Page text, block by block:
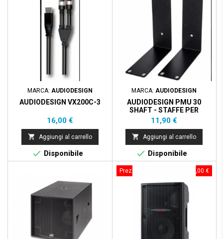
MARCA: AUDIODESIGN
AUDIODESIGN VX200C-3
Prezzo
16,00 €
 Aggiungi al carrello
 Disponibile
MARCA:AUDIODESIGN
AUDIODESIGN PMU 30
SHAFT - STAFFE PER
MONTAGGIO A RACK
Prezzo
11,90 €
 Aggiungi al carrello
 Disponibile
- 23,00 €
Prezzo scontato